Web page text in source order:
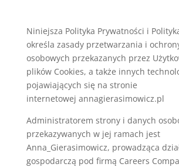
Niniejsza Polityka Prywatności i
określa zasady przetwarzania i
osobowych przekazanych przez
plików Cookies, a także innych
pojawiających się na stronie
internetowej annagierasimowicz.pl
Administratorem strony i danych
przekazywanych w jej ramach jest
Anna_Gierasimowicz, prowadząca
gospodarczą pod firmą Careers